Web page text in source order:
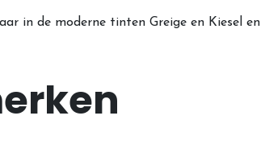
in de moderne tinten Greige en Kiesel